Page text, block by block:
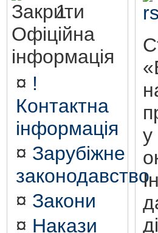
1.
Офіційна
інформація
¤ !
Контактна
інформація
¤ Зарубіжне
законодавство
¤ Закони
¤ Накази